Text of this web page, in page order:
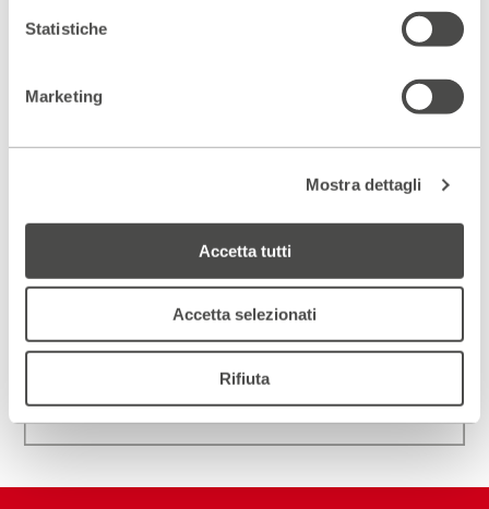
Statistiche
Marketing
Mostra dettagli
Accetta tutti
Accetta selezionati
Rifiuta
ISCRIVITI ALLA NEWSLETTER